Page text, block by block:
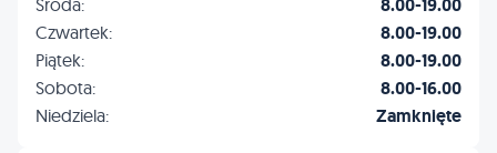
8.00-19.00
Czwartek: 8.00-19.00
Piątek: 8.00-19.00
Sobota: 8.00-16.00
Niedziela: Zamknięte